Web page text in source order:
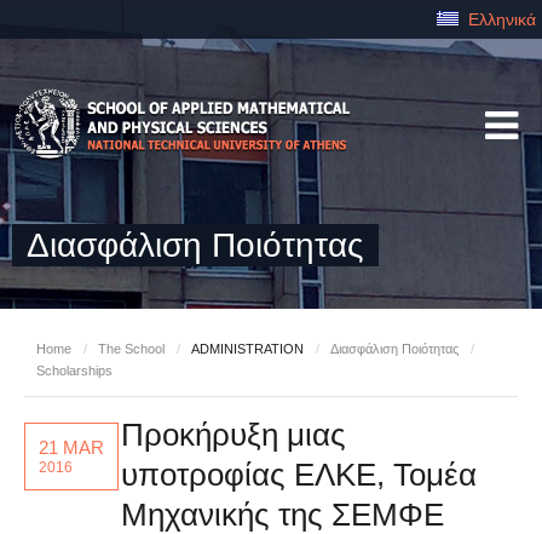
Ελληνικά
Διασφάλιση Ποιότητας
Home / The School / ADMINISTRATION / Διασφάλιση Ποιότητας
/
Scholarships
21 MAR
2016
Προκήρυξη μιας
υποτροφίας ΕΛΚΕ, Τομέα
Μηχανικής της ΣΕΜΦΕ